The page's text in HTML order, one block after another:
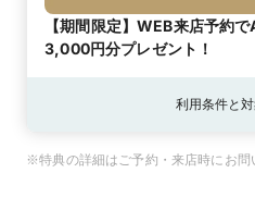
【期間限定】WEB来店予約
3,000円分プレゼント！
利用条件と
※特典の詳細はご予約・来店時にお問